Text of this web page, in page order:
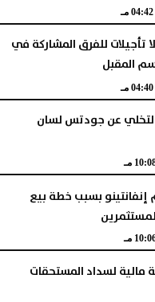
04:42 مـ
تأجيلات للفرق المشاركة في
المقبل
04:40 مـ
عن جودتس لسان
مـ
بسبب خطة بيع
مـ
مالية لسداد المستحقات